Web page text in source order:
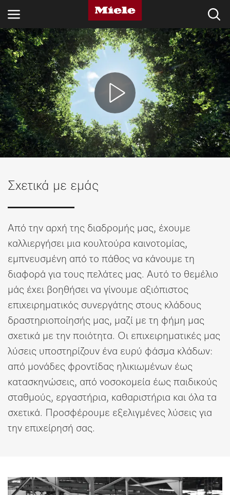
ΚΛΆΔΟΙ
KNOWLEDGE HUB
ΠΡΟΪΌΝΤΑ
SHOP
SERVICE ΚΑΙ ΥΠΟΣΤΉΡΙΞΗ
ΟΙΚΙΑΚΟΊ ΠΕΛΆΤΕΣ
Λίστα επιθυμιών
Σχετικά με εμάς
Από την αρχή της διαδρομής μας, έχουμε
καλλιεργήσει μια κουλτούρα καινοτομίας,
εμπνευσμένη από το πάθος να κάνουμε τη
διαφορά για τους πελάτες μας. Αυτό το θεμέλιο
μάς έχει βοηθήσει να γίνουμε αξιόπιστος
επιχειρηματικός συνεργάτης στους κλάδους
δραστηριοποίησής μας, μαζί με τη φήμη μας
σχετικά με την ποιότητα. Οι επιχειρηματικές μας
λύσεις υποστηρίζουν ένα ευρύ φάσμα κλάδων:
από μονάδες φροντίδας ηλικιωμένων έως
κατασκηνώσεις, από νοσοκομεία έως παιδικούς
σταθμούς, εργαστήρια, καθαριστήρια και όλα τα
σχετικά. Προσφέρουμε εξελιγμένες λύσεις για
την επιχείρησή σας.